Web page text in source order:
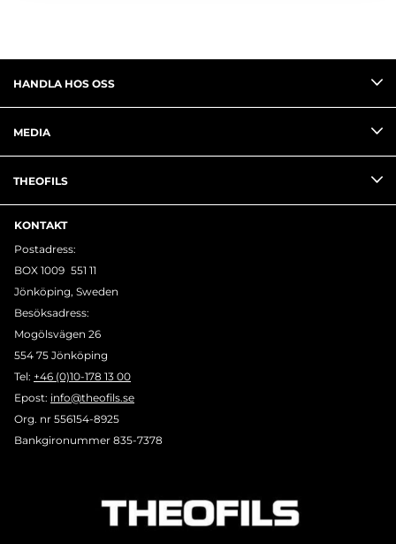
HANDLA HOS OSS
MEDIA
THEOFILS
KONTAKT
Postadress:
BOX 1009 551 11
Jönköping, Sweden
Besöksadress:
Mogölsvägen 26
554 75 Jönköping
Tel: +46 (0)10-178 13 00
Epost: info@theofils.se
Org. nr 556154-8925
Bankgironummer 835-7378